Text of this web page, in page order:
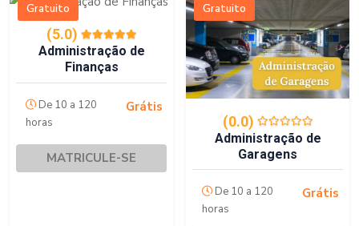
Gratuito
(5.0)
Administração de
Finanças
De 10 a 120
horas
Grátis
MATRICULE-SE
Gratuito
(0.0)
Administração de
Garagens
De 10 a 120
horas
Grátis